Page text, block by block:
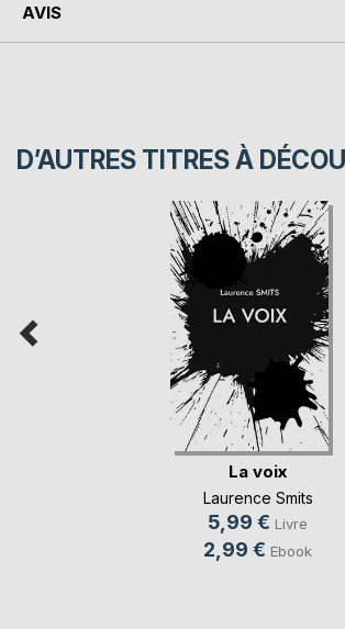
AVIS
D’AUTRES TITRES À
La voix
Laurence Smits
5,99 € Livre
2,99 € Ebook